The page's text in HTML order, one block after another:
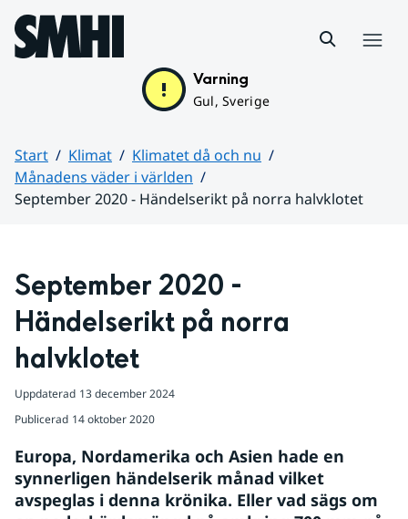
Hoppa till sidans innehåll
Varning
Gul, Sverige
Start Klimat
Klimatet då och nu
Månadens väder i världen
September 2020 - Händelserikt på norra halvklotet
September 2020 -
Händelserikt på norra
halvklotet
Uppdaterad 13 december 2024
Publicerad 14 oktober 2020
Europa, Nordamerika och Asien hade en
synnerligen händelserik månad vilket
avspeglas i denna krönika. Eller vad sägs om